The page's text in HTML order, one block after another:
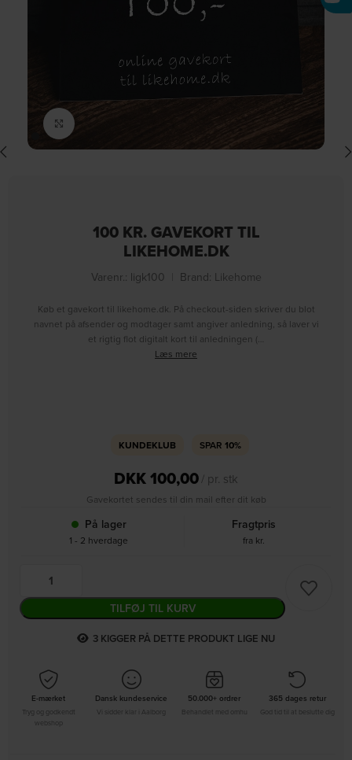
100 KR. GAVEKORT TIL
LIKEHOME.DK
Varenr.: ligk100 Brand: Likehome
Køb et gavekort til likehome.dk. På checkout-siden skriver du blot
navnet på afsender og modtager samt angiver anledning, så laver vi
et rigtig flot digitalt kort til anledningen (…
Læs mere
KUNDEKLUB SPAR 10%
DKK100,00/ pr. stk
Gavekortet sendes til din mail efter dit køb
På lager
1 - 2 hverdage
Fragtpris
fra kr.
TILFØJ TIL KURV
3 KIGGER PÅ DETTE PRODUKT LIGE NU
E-mærket
Tryg og godkendt
Dansk kundeservice
Vi sidder klar i Aalborg
50.000+ ordrer
Behandlet med omhu
365 dages retur
God tid til at beslutte dig